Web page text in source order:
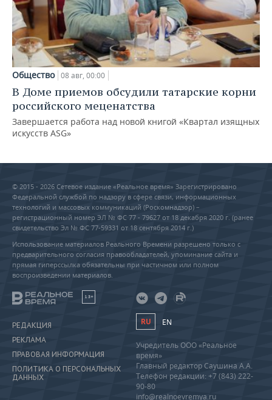
Общество 08 авг, 00:00
В Доме приемов обсудили татарские корни
российского меценатства
Завершается работа над новой книгой «Квартал изящных
искусств ASG»
© 2015 - 2026 Сетевое издание «Реальное время» Зарегистрировано
Федеральной службой по надзору в сфере связи, информационных
технологий и массовых коммуникаций (Роскомнадзор) –
регистрационный номер ЭЛ № ФС 77 - 79627 от 18 декабря 2020 г. (ранее
свидетельство Эл № ФС 77-59331 от 18 сентября 2014 г.)
Использование материалов Реального Времени разрешено только с
предварительного согласия правообладателей, упоминание сайта и
прямая гиперссылка обязательны при частичном или полном
воспроизведении материалов.
18+
РЕДАКЦИЯ
РЕКЛАМА
ПРАВОВАЯ ИНФОРМАЦИЯ
ПОЛИТИКА О ПЕРСОНАЛЬНЫХ
ДАННЫХ
RU EN
Учредитель ООО «Реальное
время»
Главный редактор Саушина А.А.
Телефон редакции: +7 (843) 222-
90-80
info@realnoevremya.ru